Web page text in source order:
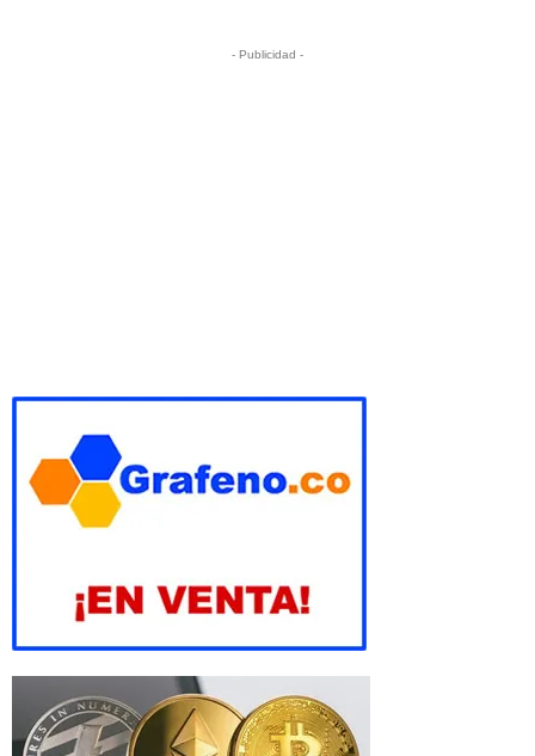
- Publicidad -